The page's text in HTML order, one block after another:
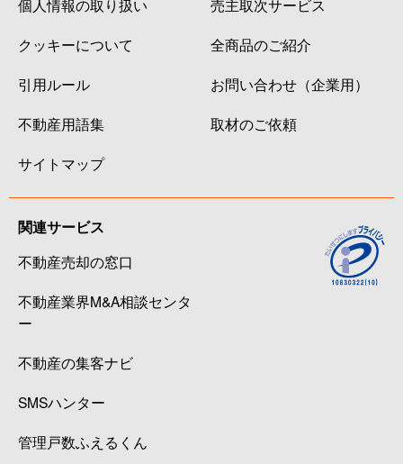
個人情報の取り扱い
クッキーについて
引用ルール
不動産用語集
サイトマップ
売主取次サービス
全商品のご紹介
お問い合わせ（企業用）
取材のご依頼
関連サービス
不動産売却の窓口
不動産業界M&A相談センタ
ー
不動産の集客ナビ
SMSハンター
管理戸数ふえるくん